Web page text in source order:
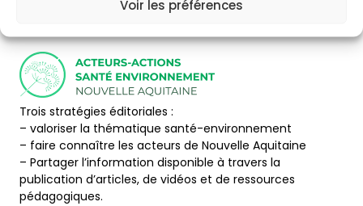
Voir les préférences
Trois stratégies éditoriales :
– valoriser la thématique santé-environnement
– faire connaître les acteurs de Nouvelle Aquitaine
– Partager l’information disponible à travers la
publication d’articles, de vidéos et de ressources
pédagogiques.